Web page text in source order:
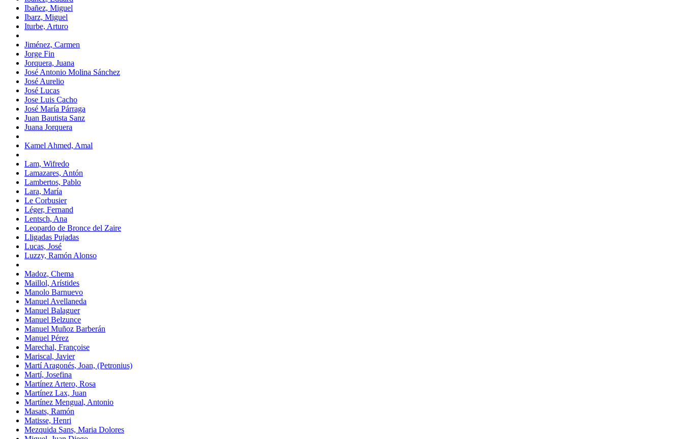
Ibañez, Miguel
Ibarz, Miguel
Iturbe, Arturo
Jiménez, Carmen
Jorge Fin
Jorquera, Juana
José Antonio Molina Sánchez
José Aurelio
José Lucas
Jose Luis Cacho
José María Párraga
Juan Bautista Sanz
Juana Jorquera
Kamel Ahmed, Amal
Lam, Wifredo
Lamazares, Antón
Lambertos, Pablo
Lara, María
Le Corbusier
Léger, Fernand
Lentsch, Ana
Leopardo de Bronce del Zaire
Lligadas Pujadas
Lucas, José
Luzzy, Ramón Alonso
Madoz, Chema
Maillol, Arístides
Manolo Barnuevo
Manuel Avellaneda
Manuel Balaguer
Manuel Belzunce
Manuel Muñoz Barberán
Manuel Pérez
Marechal, Françoise
Mariscal, Javier
Martí Aragonés, Joan, (Petronius)
Martí, Josefina
Martínez Artero, Rosa
Martínez Lax, Juan
Martínez Mengual, Antonio
Masats, Ramón
Matisse, Henri
Mezquida Sans, Maria Dolores